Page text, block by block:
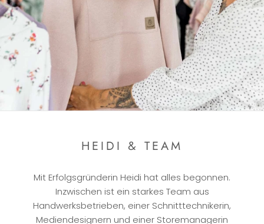
HEIDI & TEAM
Mit Erfolgsgründerin Heidi hat alles begonnen.
Inzwischen ist ein starkes Team aus
Handwerksbetrieben, einer Schnitttechnikerin,
Mediendesignern und einer Storemanagerin